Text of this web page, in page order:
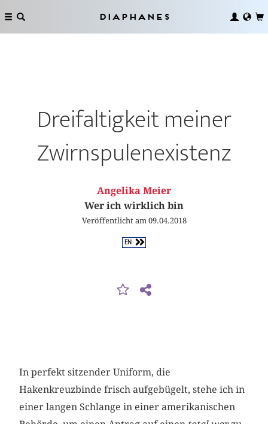
Diaphanes
Dreifaltigkeit meiner
Zwirnspulenexistenz
Angelika Meier
Wer ich wirklich bin
Veröffentlicht am 09.04.2018
EN
In perfekt sitzender Uniform, die
Hakenkreuzbinde frisch aufgebügelt, stehe ich in
einer langen Schlange in einer amerikanischen